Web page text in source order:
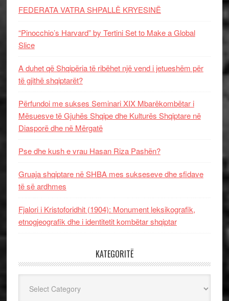
FEDERATA VATRA SHPALLË KRYESINË
“Pinocchio’s Harvard” by Tertini Set to Make a Global
Slice
A duhet që Shqipëria të ribëhet një vend i jetueshëm për
të gjithë shqiptarët?
Përfundoi me sukses Seminari XIX Mbarëkombëtar i
Mësuesve të Gjuhës Shqipe dhe Kulturës Shqiptare në
Diasporë dhe në Mërgatë
Pse dhe kush e vrau Hasan Riza Pashën?
Gruaja shqiptare në SHBA mes sukseseve dhe sfidave
të së ardhmes
Fjalori i Kristoforidhit (1904): Monument leksikografik,
etnogjeografik dhe i identitetit kombëtar shqiptar
KATEGORITË